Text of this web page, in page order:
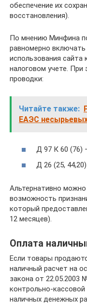
обеспечение их
восстановления).
По мнению Минфина
равномерно включать
использования сайта
налоговом учете. При
проводки:
Читайте также:
ЕАЭС
Д 97 К 60 (76)
Д 26 (25,
Альтернативно
возможность
который
12 месяцев).
Оплата
Если товары
наличный расчет на
закона от 22.05.2003
контрольно-
наличных денежных